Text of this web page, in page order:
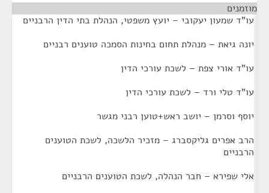
מוזמנים
עו"ד שמעון יעקובי – יועץ משפטי, הנהלת בתי הדין הרבניים
יונה גיאת – מנהלת תחום בחינות הסמכה טוענים רבניים
עו"ד אורי צפת – לשכת עורכי הדין
עו"ד טלי ורד – לשכת עורכי הדין
יוסף וסרמן – יושב ראש+טוען רבני מגשר
הרב אפרים גליקסברג – מזכיר הלשכה, לשכת הטוענים
הרבניים
אלי שפירא – חבר הנהלה, לשכת הטוענים הרבניים